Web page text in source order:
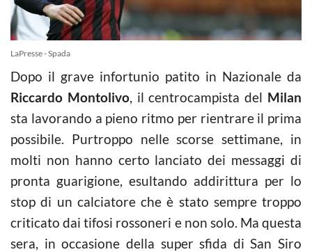
LaPresse - Spada
Dopo il grave infortunio patito in Nazionale da
Riccardo Montolivo, il centrocampista del Milan
sta lavorando a pieno ritmo per rientrare il prima
possibile. Purtroppo nelle scorse settimane, in
molti non hanno certo lanciato dei messaggi di
pronta guarigione, esultando addirittura per lo
stop di un calciatore che è stato sempre troppo
criticato dai tifosi rossoneri e non solo. Ma questa
sera, in occasione della super sfida di San Siro